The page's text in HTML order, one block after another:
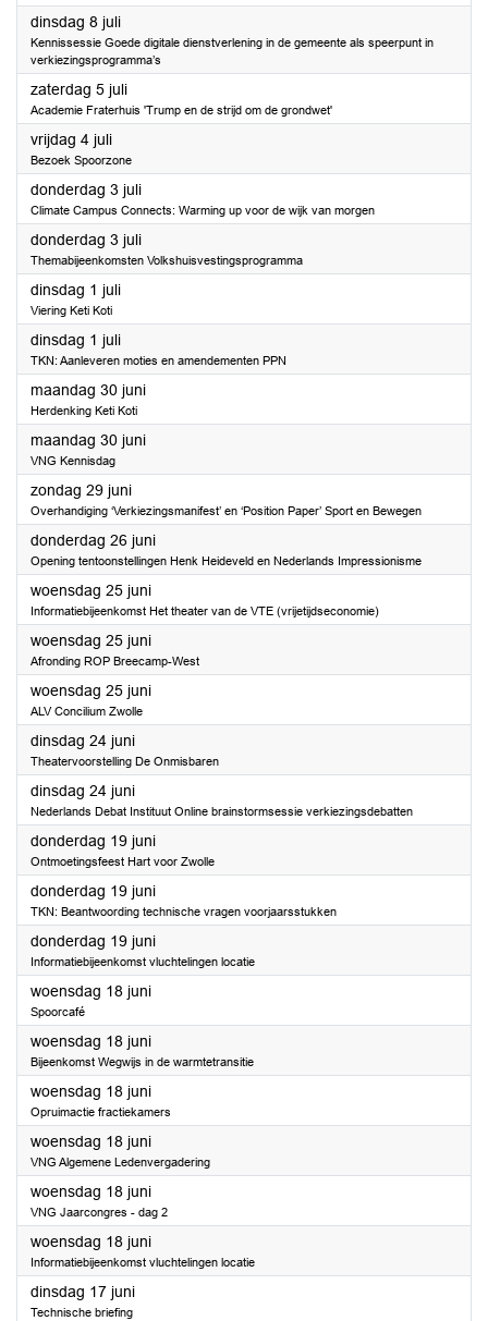
dinsdag 8 juli2025
Kennissessie Goede digitale dienstverlening in de gemeente als speerpunt in
verkiezingsprogramma’s
zaterdag 5 juli2025
Academie Fraterhuis 'Trump en de strijd om de grondwet'
vrijdag 4 juli2025
Bezoek Spoorzone
donderdag 3 juli2025
Climate Campus Connects: Warming up voor de wijk van morgen
donderdag 3 juli2025
Themabijeenkomsten Volkshuisvestingsprogramma
dinsdag 1 juli2025
Viering Keti Koti
dinsdag 1 juli2025
TKN: Aanleveren moties en amendementen PPN
maandag 30 juni2025
Herdenking Keti Koti
maandag 30 juni2025
VNG Kennisdag
zondag 29 juni2025
Overhandiging ‘Verkiezingsmanifest’ en ‘Position Paper’ Sport en Bewegen
donderdag 26 juni2025
Opening tentoonstellingen Henk Heideveld en Nederlands Impressionisme
woensdag 25 juni2025
Informatiebijeenkomst Het theater van de VTE (vrijetijdseconomie)
woensdag 25 juni2025
Afronding ROP Breecamp-West
woensdag 25 juni2025
ALV Concilium Zwolle
dinsdag 24 juni2025
Theatervoorstelling De Onmisbaren
dinsdag 24 juni2025
Nederlands Debat Instituut Online brainstormsessie verkiezingsdebatten
donderdag 19 juni2025
Ontmoetingsfeest Hart voor Zwolle
donderdag 19 juni2025
TKN: Beantwoording technische vragen voorjaarsstukken
donderdag 19 juni2025
Informatiebijeenkomst vluchtelingen locatie
woensdag 18 juni2025
Spoorcafé
woensdag 18 juni2025
Bijeenkomst Wegwijs in de warmtetransitie
woensdag 18 juni2025
Opruimactie fractiekamers
woensdag 18 juni2025
VNG Algemene Ledenvergadering
woensdag 18 juni2025
VNG Jaarcongres - dag 2
woensdag 18 juni2025
Informatiebijeenkomst vluchtelingen locatie
dinsdag 17 juni2025
Technische briefing